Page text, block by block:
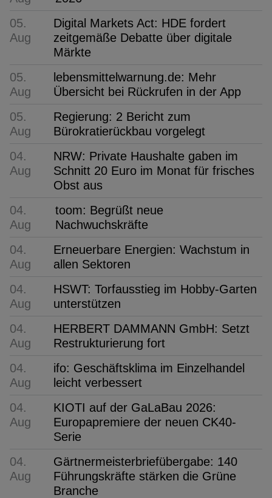
05.
Aug
Digital Markets Act: HDE fordert
zeitgemäße Debatte über digitale
Märkte
05.
Aug
lebensmittelwarnung.de: Mehr
Übersicht bei Rückrufen in der App
05.
Aug
Regierung: 2 Bericht zum
Bürokratierückbau vorgelegt
04.
Aug
NRW: Private Haushalte gaben im
Schnitt 20 Euro im Monat für frisches
Obst aus
04.
Aug
toom: Begrüßt neue
Nachwuchskräfte
04.
Aug
Erneuerbare Energien: Wachstum in
allen Sektoren
04.
Aug
HSWT: Torfausstieg im Hobby-Garten
unterstützen
04.
Aug
HERBERT DAMMANN GmbH: Setzt
Restrukturierung fort
04.
Aug
ifo: Geschäftsklima im Einzelhandel
leicht verbessert
04.
Aug
KIOTI auf der GaLaBau 2026:
Europapremiere der neuen CK40-
Serie
04.
Aug
Gärtnermeisterbriefübergabe: 140
Führungskräfte stärken die Grüne
Branche